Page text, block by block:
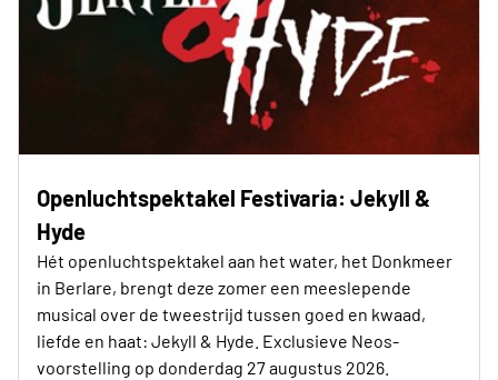
Openluchtspektakel Festivaria: Jekyll &
Hyde
Hét openluchtspektakel aan het water, het Donkmeer
in Berlare, brengt deze zomer een meeslepende
musical over de tweestrijd tussen goed en kwaad,
liefde en haat: Jekyll & Hyde. Exclusieve Neos-
voorstelling op donderdag 27 augustus 2026.